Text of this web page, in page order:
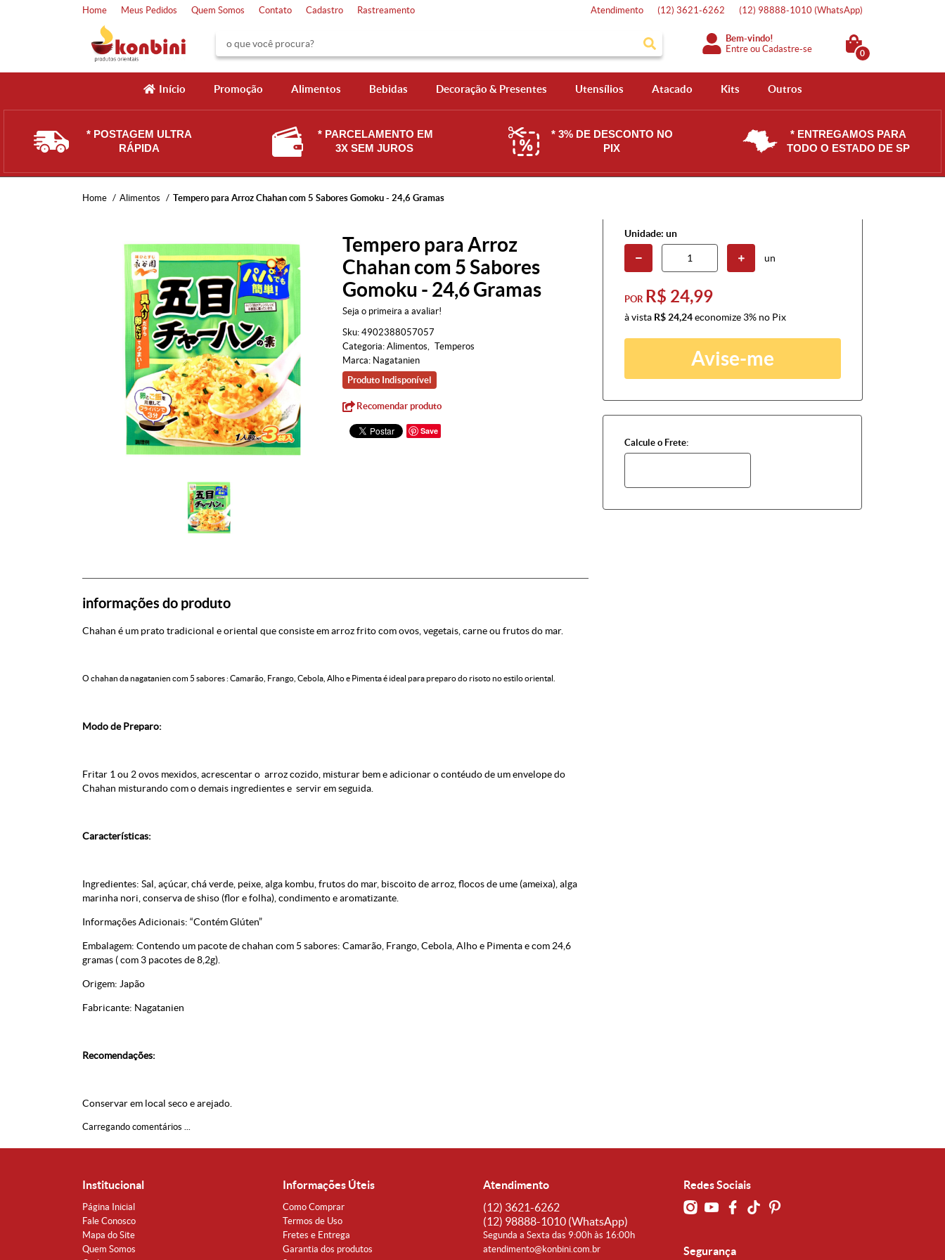
Home Meus Pedidos Quem Somos Contato Cadastro Rastreamento Atendimento (12) 3621-6262 (12) 98888-1010 (WhatsApp)
Bem-vindo!
Entre ouCadastre-se 0
Início Promoção Alimentos Bebidas Decoração & Presentes Utensílios Atacado Kits Outros
* POSTAGEM ULTRA
RÁPIDA
* PARCELAMENTO EM
3X SEM JUROS
* 3% DE DESCONTO NO
PIX
* ENTREGAMOS PARA
TODO O ESTADO DE SP
Home Alimentos Tempero para Arroz Chahan com 5 Sabores Gomoku - 24,6 Gramas
Tempero para Arroz
Chahan com 5 Sabores
Gomoku - 24,6 Gramas
Seja o primeira a avaliar!
Sku: 4902388057057
Categoria: Alimentos
Temperos
Marca: Nagatanien
Produto Indisponível
Recomendar produto
Save
Unidade: un
un
POR R$ 24,99
à vista R$ 24,24economize 3% no Pix
Avise-me
Calcule o Frete:
informações do produto
Chahan é um prato tradicional e oriental que consiste em arroz frito com ovos, vegetais, carne ou frutos do mar.
O chahan da nagatanien com 5 sabores : Camarão, Frango, Cebola, Alho e Pimenta é ideal para preparo do risoto no estilo oriental.
Modo de Preparo:
Fritar 1 ou 2 ovos mexidos, acrescentar o arroz cozido, misturar bem e adicionar o contéudo de um envelope do
Chahan misturando com o demais ingredientes e servir em seguida.
Características:
Ingredientes: Sal, açúcar, chá verde, peixe, alga kombu, frutos do mar, biscoito de arroz, flocos de ume (ameixa), alga
marinha nori, conserva de shiso (flor e folha), condimento e aromatizante.
Informações Adicionais: “Contém Glúten”
Embalagem: Contendo um pacote de chahan com 5 sabores: Camarão, Frango, Cebola, Alho e Pimenta e com 24,6
gramas ( com 3 pacotes de 8,2g).
Origem: Japão
Fabricante: Nagatanien
Recomendações:
Conservar em local seco e arejado.
Carregando comentários ...
Institucional
Página Inicial
Fale Conosco
Mapa do Site
Quem Somos
Informações Úteis
Como Comprar
Termos de Uso
Fretes e Entrega
Garantia dos produtos
Atendimento
(12) 3621-6262
(12) 98888-1010 (WhatsApp)
Segunda a Sexta das 9:00h às 16:00h
atendimento@konbini.com.br
Redes Sociais
Segurança